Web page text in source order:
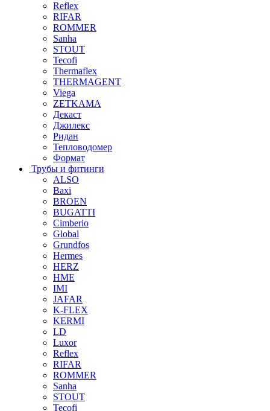
Reflex
RIFAR
ROMMER
Sanha
STOUT
Tecofi
Thermaflex
THERMAGENT
Viega
ZETKAMA
Декаст
Джилекс
Ридан
Тепловодомер
Формат
Трубы и фитинги
ALSO
Baxi
BROEN
BUGATTI
Cimberio
Global
Grundfos
Hermes
HERZ
HME
IMI
JAFAR
K-FLEX
KERMI
LD
Luxor
Reflex
RIFAR
ROMMER
Sanha
STOUT
Tecofi